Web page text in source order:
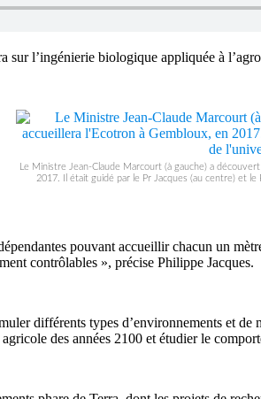
sur l’ingénierie biologique appliquée à
Le Ministre Jean-Claude Marcourt (à gauche) a
2017. Il était guidé par le Pr Jacques (au centre) et
pouvant accueillir chacun un
contrôlables », précise Philippe Jacques.
différents types d’environnements et
des années 2100 et étudier le